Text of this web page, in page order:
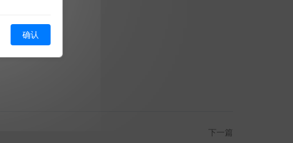
下一篇
确认